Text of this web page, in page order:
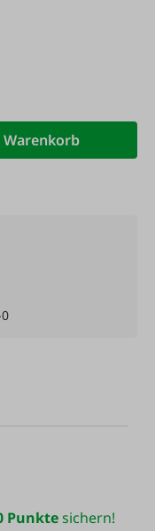
verfügbar.)
Punktesichern!